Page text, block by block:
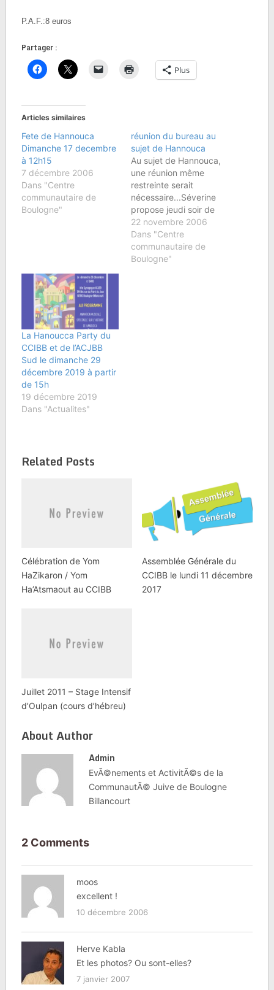
P.A.F.:8 euros
Partager :
Plus
Articles similaires
Fete de Hannouca
Dimanche 17 decembre
à 12h15
7 décembre 2006
Dans "Centre
communautaire de
Boulogne"
réunion du bureau au
sujet de Hannouca
Au sujet de Hannouca,
une réunion même
restreinte serait
nécessaire...Séverine
propose jeudi soir de
21h00 à 22h00. Ou
dimanche soir à 20h00
?Qui peut venir ?
22 novembre 2006
Dans "Centre
communautaire de
Boulogne"
La Hanoucca Party du
CCIBB et de l’ACJBB
Sud le dimanche 29
décembre 2019 à partir
de 15h
19 décembre 2019
Dans "Actualites"
Related Posts
Célébration de Yom
HaZikaron / Yom
Ha’Atsmaout au CCIBB
Assemblée Générale du
CCIBB le lundi 11 décembre
2017
Juillet 2011 – Stage Intensif
d’Oulpan (cours d’hébreu)
About Author
Admin
EvÃ©nements et ActivitÃ©s de la
CommunautÃ© Juive de Boulogne
Billancourt
2 Comments
moos
excellent !
10 décembre 2006
Herve Kabla
Et les photos? Ou sont-elles?
7 janvier 2007